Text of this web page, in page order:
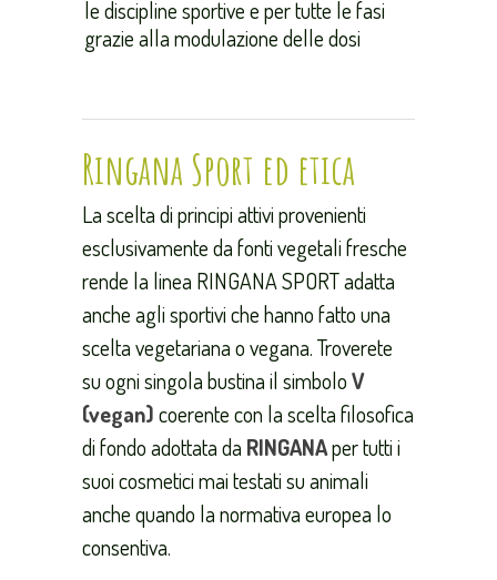
le discipline sportive e per tutte le fasi
grazie alla modulazione delle dosi
Ringana Sport ed etica
La scelta di principi attivi provenienti
esclusivamente da fonti vegetali fresche
rende la linea RINGANA SPORT adatta
anche agli sportivi che hanno fatto una
scelta vegetariana o vegana. Troverete
su ogni singola bustina il simboloV
(vegan)coerente con la scelta filosofica
di fondo adottata da RINGANAper tutti i
suoi cosmetici mai testati su animali
anche quando la normativa europea lo
consentiva.